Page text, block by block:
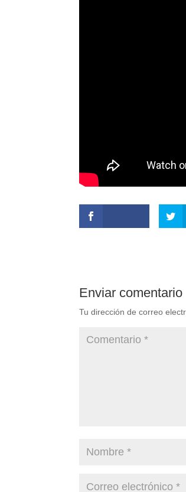
Enviar comentario
Tu dirección de correo